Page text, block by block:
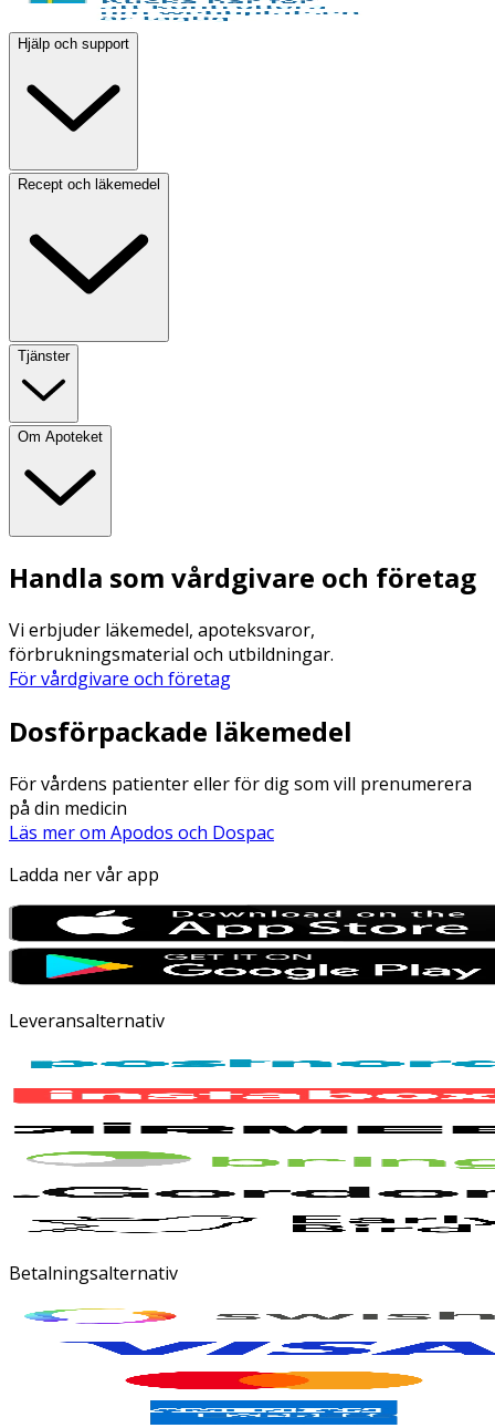
Hjälp och support
Recept och läkemedel
Tjänster
Om Apoteket
Handla som vårdgivare och företag
Vi erbjuder läkemedel, apoteksvaror,
förbrukningsmaterial och utbildningar.
För vårdgivare och företag
Dosförpackade läkemedel
För vårdens patienter eller för dig som vill prenumerera
på din medicin
Läs mer om Apodos och Dospac
Ladda ner vår app
Leveransalternativ
Betalningsalternativ